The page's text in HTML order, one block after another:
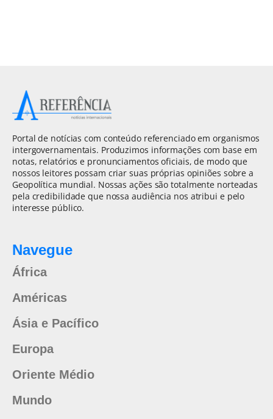
Portal de notícias com conteúdo referenciado em organismos
intergovernamentais. Produzimos informações com base em
notas, relatórios e pronunciamentos oficiais, de modo que
nossos leitores possam criar suas próprias opiniões sobre a
Geopolítica mundial. Nossas ações são totalmente norteadas
pela credibilidade que nossa audiência nos atribui e pelo
interesse público.
Navegue
África
Américas
Ásia e Pacífico
Europa
Oriente Médio
Mundo